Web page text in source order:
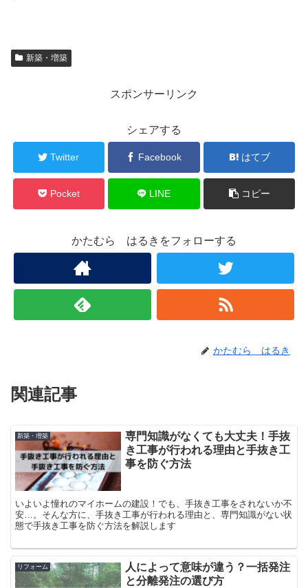
新築・増築
スポンサーリンク
シェアする
Twitter Facebook はてブ
Pocket LINE コピー
かたむら はるきをフォローする
かたむら はるき
関連記事
新築・増築
専門知識がなくても大丈夫！手抜
き工事が行われる理由と手抜き工
事を防ぐ方法
いよいよ憧れのマイホームの建設！でも、手抜き工事をされないか不
安…。そんな方に、手抜き工事が行われる理由と、専門知識がない状
態で手抜き工事を防ぐ方法を解説します
リフォーム
人によって意味が違う？一括発注
と分離発注の選び方